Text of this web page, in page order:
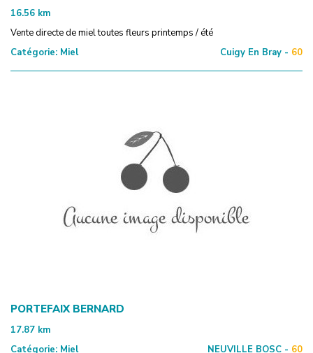
16.56 km
Vente directe de miel toutes fleurs printemps / été
Catégorie: Miel Cuigy En Bray - 60
PORTEFAIX BERNARD
17.87 km
Catégorie: Miel NEUVILLE BOSC - 60